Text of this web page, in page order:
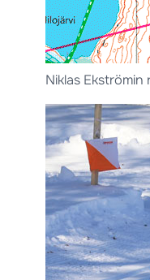
Niklas Ekströmin